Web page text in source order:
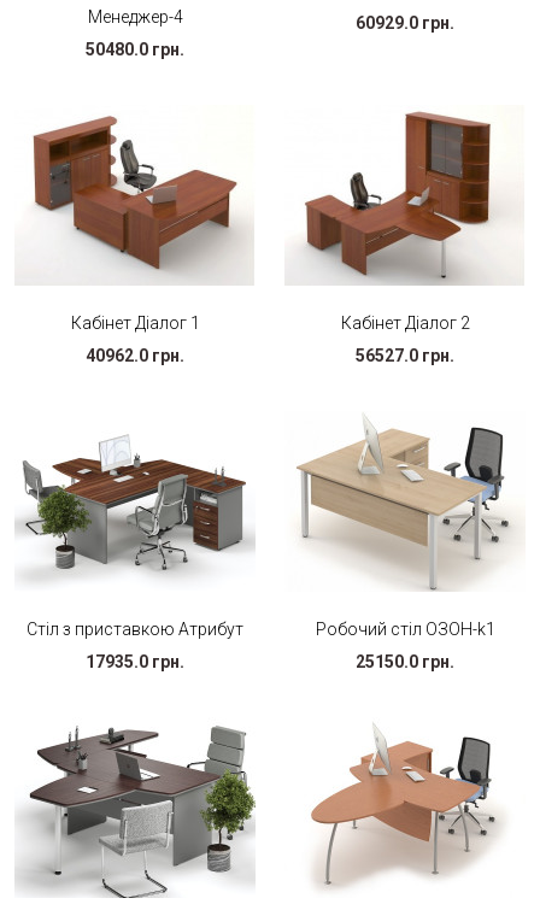
Менеджер-4
50480.0 грн.
60929.0 грн.
Кабінет Діалог 1
40962.0 грн.
Кабінет Діалог 2
56527.0 грн.
Стіл з приставкою Атрибут
17935.0 грн.
Робочий стіл ОЗОН-k1
25150.0 грн.